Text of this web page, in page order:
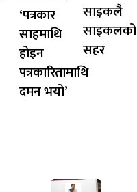
‘पत्रकार
साहमाथि
होइन
पत्रकारितामाथि
दमन भयो’
साइकलै
साइकलको
सहर